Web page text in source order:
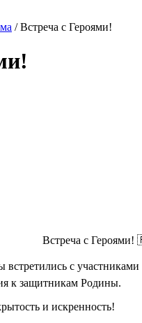
/ Встреча с Героями!
Встреча с
встретились с
к защитникам Родины.
и искренность!